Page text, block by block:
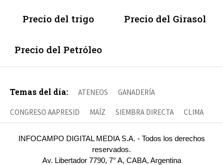
Precio del trigo Precio del Girasol
Precio del Petróleo
Temas del día: ATENEOS GANADERÍA
CONGRESO AAPRESID MAÍZ SIEMBRA DIRECTA CLIMA
INFOCAMPO DIGITAL MEDIA S.A. - Todos los derechos
reservados.
Av. Libertador 7790, 7° A, CABA, Argentina